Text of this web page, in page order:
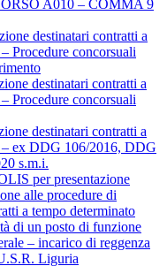
A010 – COMMA 9
destinatari contratti a
Procedure concorsuali
destinatari contratti a
Procedure concorsuali
destinatari contratti a
– ex DDG 106/2016, DDG
s.m.i.
per presentazione
alle procedure di
a tempo determinato
di un posto di funzione
– incarico di reggenza
Liguria